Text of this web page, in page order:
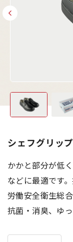
シェフグリッ
かかと部分が低
などに最適です
労働安全衛生総
抗菌・消臭、ゆっ